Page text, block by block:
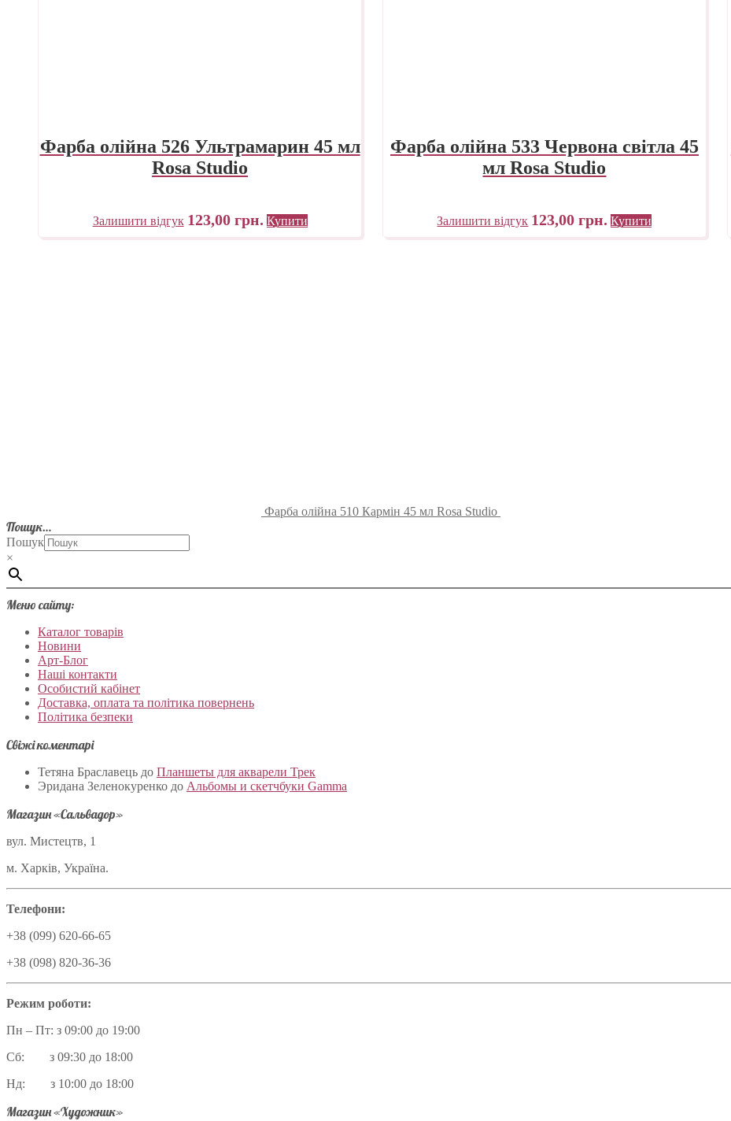
Фарба олійна 526 Ультрамарин 45 мл
Rosa Studio
Залишити відгук 123,00 грн. Купити
Фарба олійна 533 Червона світла 45
мл Rosa Studio
Залишити відгук 123,00грн. Купити
Фарба олійна 510 Кармін 45 мл Rosa Studio
Пошук…
Пошук
×
Меню сайту:
Каталог товарів
Новини
Арт-Блог
Наші контакти
Особистий кабінет
Доставка, оплата та політика повернень
Політика безпеки
Свіжі коментарі
Тетяна Браславець до Планшеты для акварели Трек
Эридана Зеленокуренко до Альбомы и скетчбуки Gamma
Магазин «Сальвадор»
вул. Мистецтв, 1
м. Харків, Україна.
Телефони:
+38 (099) 620-66-65
+38 (098) 820-36-36
Режим роботи:
Пн – Пт: з 09:00 до 19:00
Сб: з 09:30 до 18:00
Нд: з 10:00 до 18:00
Магазин «Художник»